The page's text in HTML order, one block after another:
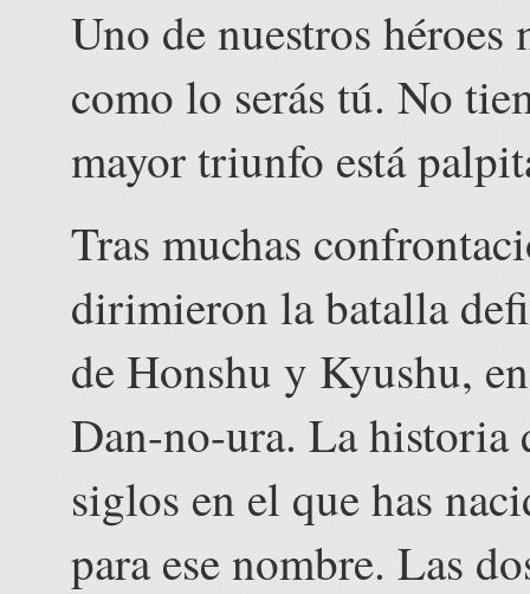
Uno de nuestros
como lo serás tú. No
mayor triunfo está
Tras muchas
dirimieron la batalla
de Honshu y Kyushu,
Dan-no-ura. La historia
siglos en el que has
para ese nombre. Las